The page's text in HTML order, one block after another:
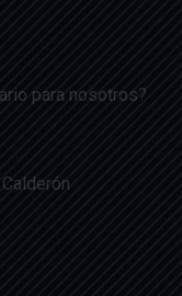
para nosotros?